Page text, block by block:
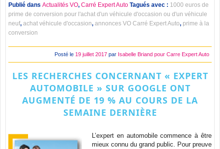
Publié dans Actualités VO, Carré Expert Auto Tagués avec : 1000 euros de
prime de conversion pour l'achat d'un véhicule d'occasion ou d'un véhicule
neuf, achat véhicule d'occasion, annonces VO Carré Expert Auto, prime à la
conversion
Posté le 19 juillet 2017 par Isabelle Briand pour Carre Expert Auto
LES RECHERCHES CONCERNANT « EXPERT
AUTOMOBILE » SUR GOOGLE ONT
AUGMENTÉ DE 19 % AU COURS DE LA
SEMAINE DERNIÈRE
L’expert en automobile commence à être
mieux connu du grand public. Pour preuve